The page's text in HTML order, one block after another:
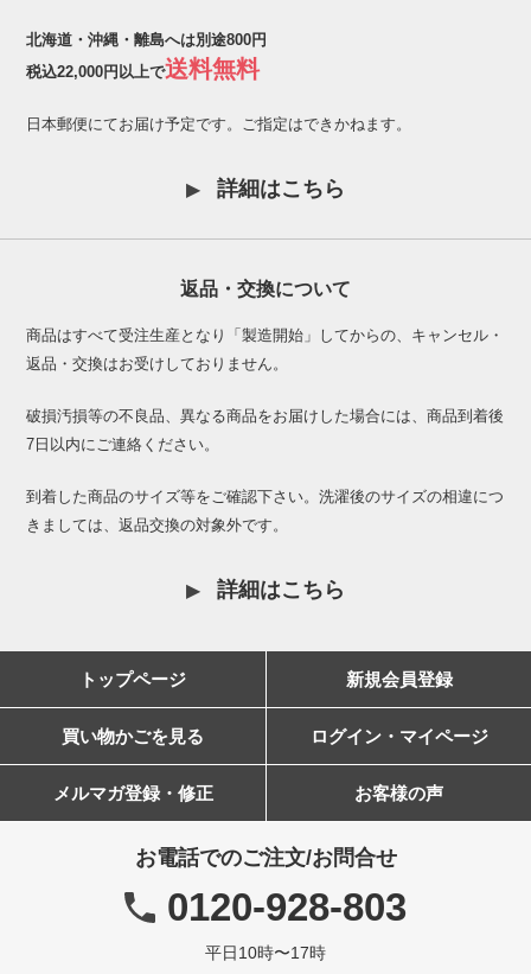
北海道・沖縄・離島へは別途800円
税込22,000円以上で送料無料
日本郵便にてお届け予定です。ご指定はできかねます。
詳細はこちら
返品・交換について
商品はすべて受注生産となり「製造開始」してからの、キャンセル・
返品・交換はお受けしておりません。
破損汚損等の不良品、異なる商品をお届けした場合には、商品到着後
7日以内にご連絡ください。
到着した商品のサイズ等をご確認下さい。洗濯後のサイズの相違につ
きましては、返品交換の対象外です。
詳細はこちら
トップページ 新規会員登録
買い物かごを見る ログイン・マイページ
メルマガ登録・修正 お客様の声
お電話でのご注文/お問合せ
0120-928-803
平日10時〜17時